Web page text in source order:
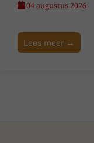
04 augustus 2026
Lees meer →